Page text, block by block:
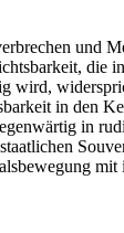
und
wird,
in den
in